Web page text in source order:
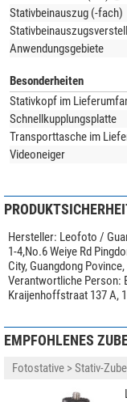
VD-03 (Mini-) Tripod:
Durchmesser
max Belastung: 10 kg
max. Höhe: 200 mm
min. Höhe: 130 mm
in 3 Höhenmodi
Füßen)
BV-10 Videoneiger:
Länge der Basis: 60
max Neigung: +90° / -
max. Schwenkung:
max. Belastung: 5 kg
Stil: Arca-Swiss
Stativbeinauszug (-fach)
Anwendungsgebiete
Besonderheiten
Stativkopf im
Schnellkupplungsplatte
Transporttasche im
Videoneiger
Hersteller: Leofoto /
1-4,No.6 Weiye Rd
City, Guangdong
Verantwortliche Person:
Kraijenhoffstraat 137 A,
EMPFOHLENES
Fotostative > Stativ-